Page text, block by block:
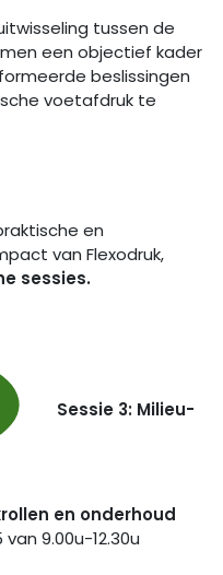
tussen de
een objectief kader
beslissingen
voetafdruk te
en
van Flexodruk,
sessies.
Sessie 3: Milieu-
en onderhoud
9.00u-12.30u